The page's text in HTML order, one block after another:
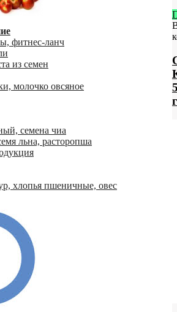
фитнес-ланч
из семен
молочко овсяное
семена чиа
льна, расторопша
хлопья пшеничные, овес